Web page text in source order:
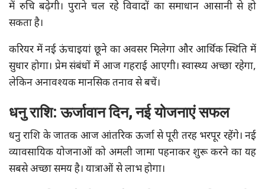
में रुचि बढ़ेगी। पुराने चल रहे विवादों का समाधान आसानी से हो
सकता है।
करियर में नई ऊंचाइयां छूने का अवसर मिलेगा और आर्थिक स्थिति में
सुधार होगा। प्रेम संबंधों में आज गहराई आएगी। स्वास्थ्य अच्छा रहेगा,
लेकिन अनावश्यक मानसिक तनाव से बचें।
धनु राशि: ऊर्जावान दिन, नई योजनाएं सफल
धनु राशि के जातक आज आंतरिक ऊर्जा से पूरी तरह भरपूर रहेंगे। नई
व्यावसायिक योजनाओं को अमली जामा पहनाकर शुरू करने का यह
सबसे अच्छा समय है। यात्राओं से लाभ होगा।